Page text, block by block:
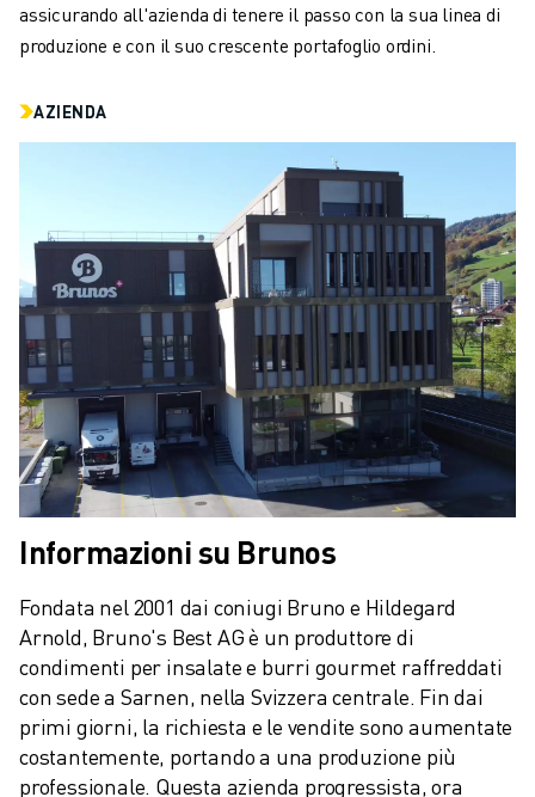
assicurando all'azienda di tenere il passo con la sua linea di
produzione e con il suo crescente portafoglio ordini.
AZIENDA
Informazioni su Brunos
Fondata nel 2001 dai coniugi Bruno e Hildegard
Arnold, Bruno's Best AG è un produttore di
condimenti per insalate e burri gourmet raffreddati
con sede a Sarnen, nella Svizzera centrale. Fin dai
primi giorni, la richiesta e le vendite sono aumentate
costantemente, portando a una produzione più
professionale. Questa azienda progressista, ora